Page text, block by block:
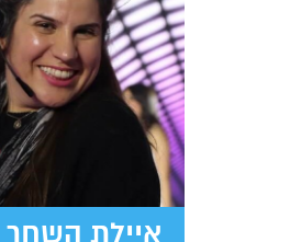
איילת